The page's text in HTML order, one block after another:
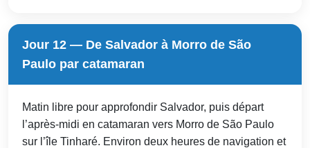
Jour 12 — De Salvador à Morro de São
Paulo par catamaran
Matin libre pour approfondir Salvador, puis départ
l’après-midi en catamaran vers Morro de São Paulo
sur l’île Tinharé. Environ deux heures de navigation et